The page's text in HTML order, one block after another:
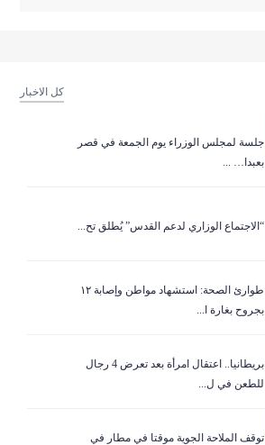
كل الاخبار
جلسة لمجلس الوزراء يوم الجمعة في قصر
بعبدا… ...
“الاجتماع الوزاري لدعم القدس” يُطلق تح...
طوارئ الصحة: استشهاد مواطن وإصابة ١٢
بجروح بغارة ا...
بريطانيا.. اعتقال امرأة بعد تعرض 4 رجال
للطعن في ل...
توقف الملاحة الجوية موقتا في مطار في